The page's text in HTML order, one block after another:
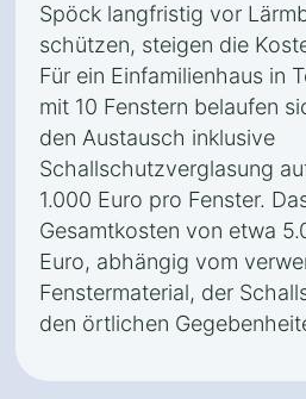
Spöck langfristig vor
schützen, steigen die
Für ein Einfamilienhaus in
mit 10 Fenstern belaufen
den Austausch inklusive
Schallschutzverglasung
1.000 Euro pro Fenster.
Gesamtkosten von etwa
Euro, abhängig vom
Fenstermaterial, der
den örtlichen